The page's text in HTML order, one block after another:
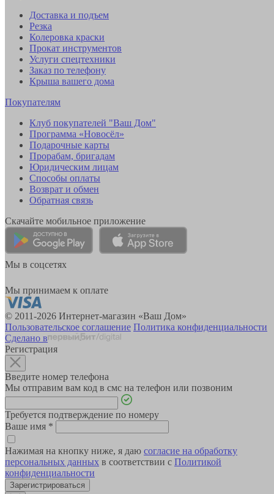
Доставка и подъем
Резка
Колеровка краски
Прокат инструментов
Услуги спецтехники
Заказ по телефону
Крыша вашего дома
Покупателям
Клуб покупателей "Ваш Дом"
Программа «Новосёл»
Подарочные карты
Прорабам, бригадам
Юридическим лицам
Способы оплаты
Возврат и обмен
Обратная связь
Скачайте мобильное приложение
Мы в соцсетях
Мы принимаем к оплате
© 2011-2026 Интернет-магазин «Ваш Дом»
Пользовательское соглашение Политика конфиденциальности
Сделано в
Регистрация
Введите номер телефона
Мы отправим вам код в смс на телефон или позвоним
Требуется подтверждение по номеру
Ваше имя *
Нажимая на кнопку ниже, я даю согласие на обработку
персональных данных в соответствии с Политикой
конфиденциальности
Зарегистрироваться